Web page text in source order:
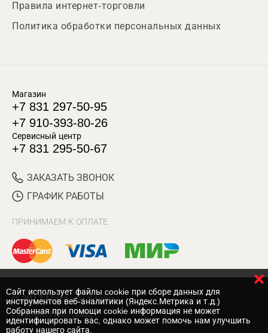
Правила интернет-торговли
Политика обработки персональных данных
Магазин
+7 831 297-50-95
+7 910-393-80-26
Сервисный центр
+7 831 295-50-67
ЗАКАЗАТЬ ЗВОНОК
ГРАФИК РАБОТЫ
ПРИНИМАЕМ К ОПЛАТЕ
© 2017 Магазин Хозяин
Нижний Новгород
Cайт использует файлы cookie при сборе данных для
инструментов веб-аналитики (Яндекс.Метрика и т.д.)
Собранная при помощи cookie информация не может
идентифицировать вас, однако может помочь нам улучшить
работу нашего сайта.